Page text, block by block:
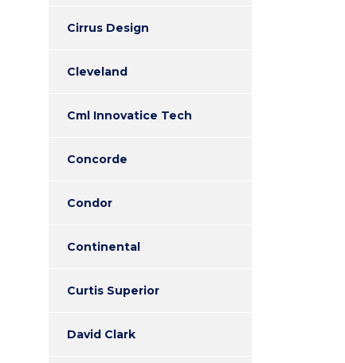
Cirrus Design
Cleveland
Cml Innovatice Tech
Concorde
Condor
Continental
Curtis Superior
David Clark